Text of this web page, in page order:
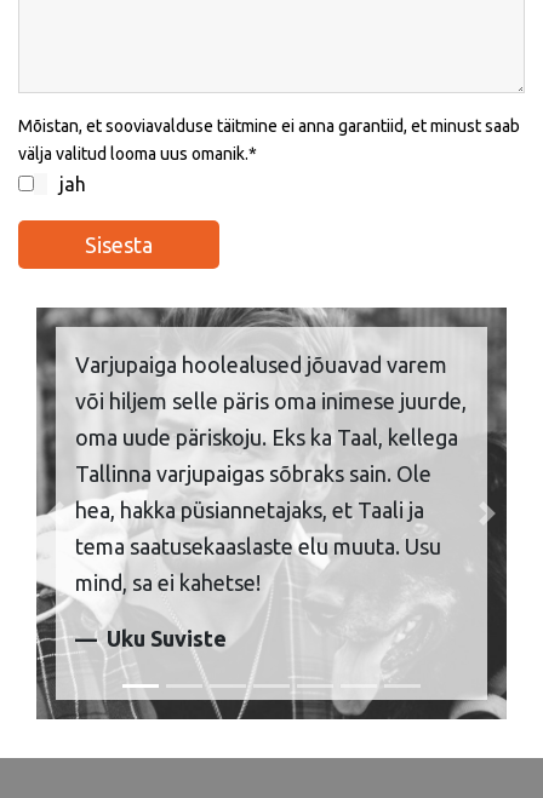
Mõistan, et sooviavalduse täitmine ei anna garantiid, et minust saab
välja valitud looma uus omanik.
jah
Varjupaiga hoolealused jõuavad varem
või hiljem selle päris oma inimese juurde,
oma uude päriskoju. Eks ka Taal, kellega
Tallinna varjupaigas sõbraks sain. Ole
hea, hakka püsiannetajaks, et Taali ja
tema saatusekaaslaste elu muuta. Usu
mind, sa ei kahetse!
Uku Suviste
Previous Next